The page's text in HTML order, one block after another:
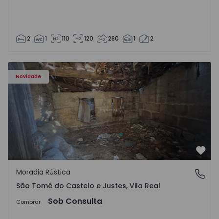
2 1 110 120 280 1 2
Novidade
Moradia Vila Real, São Tomé do Castelo e Justes -
São Tomé do Castelo e Justes, Vila Real
Moradia Rústica
São Tomé do Castelo e Justes, Vila Real
Comprar Sob Consulta